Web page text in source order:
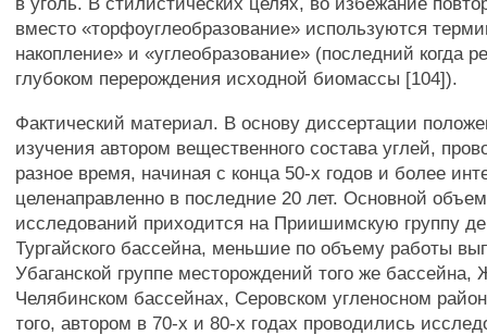
вместо «торфоуглеобразование» используются
накопление» и «углеобразование» (последний когда
глубоком перерождения исходной биомассы [104]).
Фактический материал. В основу диссертации
изучения автором вещественного состава углей,
разное время, начиная с конца 50-х годов и более
целенаправленно в последние 20 лет. Основной
исследований приходится на Приишимскую группу
Тургайского бассейна, меньшие по объему работы
Убаганской группе месторождений того же бассейна,
Челябинском бассейнах, Серовском угленосном
того, автором в 70-х и 80-х годах проводились